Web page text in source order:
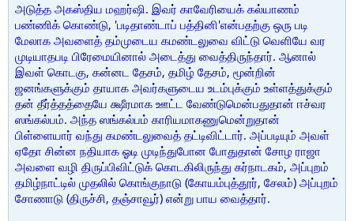
அடுத்த அகஸ்திய மஹர்ஷி. இவர் காவேரியைக் கல்யாணம்
பண்ணிக் கொண்டு, 'படிதாண்டாப் பத்தினி'என்பதற்கு ஒரு படி
மேலாக அவளைத் தம்முடைய கமண்டலுவை விட்டு வெளியே வர
முடியாதபடி பிரேமையினால் அடைத்து வைத்திருந்தார். ஆனால்
இவள் கொடகு, கன்னட தேசம், தமிழ் தேசம், மூன்றின்
ஜனங்களுக்கும் தாயாக அவர்களுடைய உடம்புக்கும் உள்ளத்துக்கும்
தன் தீர்த்தத்தையே க்ஷீரமாக ஊட்ட வேண்டுமென்பதுதான் ஈச்வர
ஸங்கல்பம். அந்த ஸங்கல்பம் காரியமாகணுமென்றுதான்
பிள்ளையார் வந்து கமண்டலுவைத் தட்டிவிட்டார். அப்படியும் அவள்
ஏதோ சின்ன நதியாக ஓடி முடிந்துபோன போதுதான் சோழ ராஜா
அவளை வழி திருப்பிவிட்டுக் கொடகிலிருந்து கர்நாடகம், அப்புறம்
தமிழ்நாட்டில் முதலில் கொங்குநாடு (கோயம்புத்தூர், சேலம்) அப்புறம்
சோணாடு (திருச்சி, தஞ்சாவூர்) என்று பாய வைத்தார்.